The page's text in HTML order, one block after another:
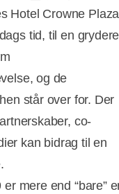
Hotel Crowne Plaza
tid, til en
og de
står over for. Der
co-
kan bidrag til en
mere end “bare”